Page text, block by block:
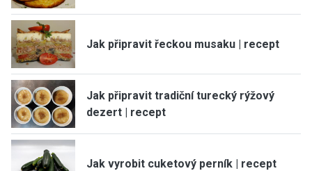
Jak připravit řeckou musaku | recept
Jak připravit tradiční turecký rýžový
dezert | recept
Jak vyrobit cuketový perník | recept